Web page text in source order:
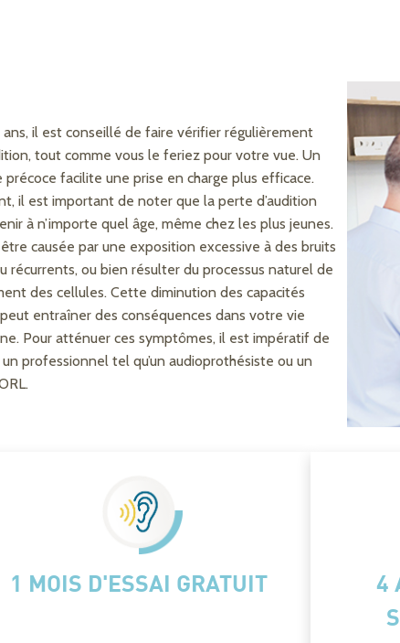
il est conseillé de faire vérifier régulièrement
tout comme vous le feriez pour votre vue. Un
précoce facilite une prise en charge plus efficace.
il est important de noter que la perte d’audition
à n’importe quel âge, même chez les plus jeunes.
causée par une exposition excessive à des bruits
récurrents, ou bien résulter du processus naturel de
des cellules. Cette diminution des capacités
entraîner des conséquences dans votre vie
Pour atténuer ces symptômes, il est impératif de
professionnel tel qu’un audioprothésiste ou un
1 MOIS D'ESSAI GRATUIT
4